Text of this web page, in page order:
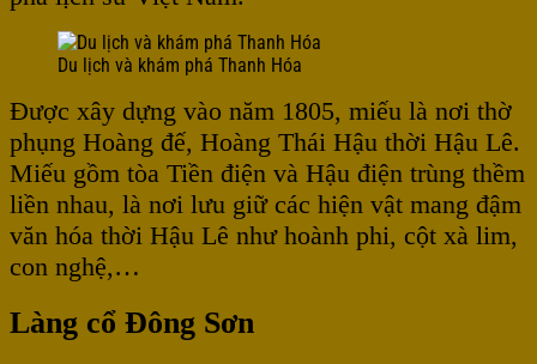
Du lịch và khám phá Thanh Hóa
Được xây dựng vào năm 1805, miếu là nơi thờ
phụng Hoàng đế, Hoàng Thái Hậu thời Hậu Lê.
Miếu gồm tòa Tiền điện và Hậu điện trùng thềm
liền nhau, là nơi lưu giữ các hiện vật mang đậm
văn hóa thời Hậu Lê như hoành phi, cột xà lim,
con nghệ,…
Làng cổ Đông Sơn